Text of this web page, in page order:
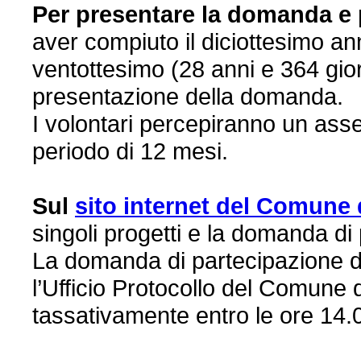
Per presentare la domanda
aver compiuto il diciottesimo
ventottesimo (28 anni e 364
presentazione della domanda.
I volontari percepiranno un
periodo di 12 mesi.
Sul sito internet del Comune
singoli progetti e la domanda
La domanda di partecipazione
l’Ufficio Protocollo del
tassativamente entro le ore